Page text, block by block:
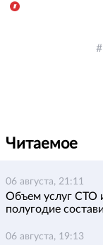
Читаемое
06 августа, 21:11
Объем услуг СТО
полугодие
06 августа, 19:13